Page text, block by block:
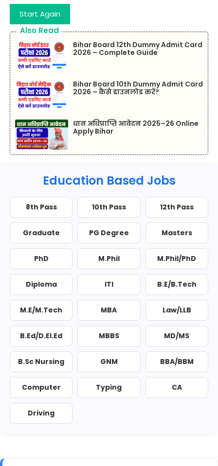
Start Again
Also Read
Bihar Board 12th Dummy Admit Card
2026 – Complete Guide
Bihar Board 10th Dummy Admit Card
2026 – कैसे डाउनलोड करें?
धान अधिप्राप्ति आवेदन 2025–26 Online
Apply Bihar
Education Based Jobs
8th Pass 10th Pass 12th Pass
Graduate PG Degree Masters
PhD M.Phil M.Phil/PhD
Diploma ITI B.E/B.Tech
M.E/M.Tech MBA Law/LLB
B.Ed/D.El.Ed MBBS MD/MS
B.Sc Nursing GNM BBA/BBM
Computer Typing CA
Driving